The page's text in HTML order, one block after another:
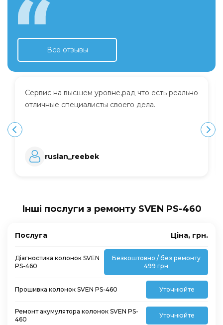
Все отзывы
Сервис на высшем уровне,рад что есть реально
отличные специалисты своего дела.
ruslan_reebek
Інші послуги з ремонту SVEN PS-460
Послуга Ціна, грн.
Діагностика колонок SVEN
PS-460
Безкоштовно / без ремонту
499 грн
Прошивка колонок SVEN PS-460 Уточнюйте
Ремонт акумулятора колонок SVEN PS-
460
Уточнюйте